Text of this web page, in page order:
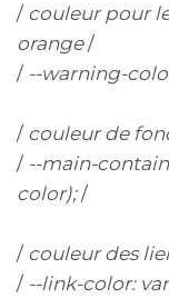
/ couleur pour
orange/
/ --warning-
/ couleur de
/ --main-
color);/
/ couleur des
/ --link-color: